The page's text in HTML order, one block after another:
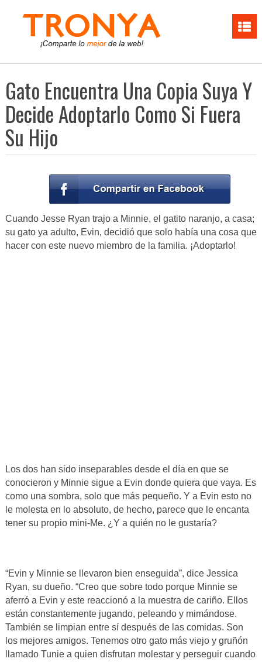
Gato Encuentra Una Copia Suya Y
Decide Adoptarlo Como Si Fuera
Su Hijo
Cuando Jesse Ryan trajo a Minnie, el gatito naranjo, a casa;
su gato ya adulto, Evin, decidió que solo había una cosa que
hacer con este nuevo miembro de la familia. ¡Adoptarlo!
Los dos han sido inseparables desde el día en que se
conocieron y Minnie sigue a Evin donde quiera que vaya. Es
como una sombra, solo que más pequeño. Y a Evin esto no
le molesta en lo absoluto, de hecho, parece que le encanta
tener su propio mini-Me. ¿Y a quién no le gustaría?
“Evin y Minnie se llevaron bien enseguida”, dice Jessica
Ryan, su dueño. “Creo que sobre todo porque Minnie se
aferró a Evin y este reaccionó a la muestra de cariño. Ellos
están constantemente jugando, peleando y mimándose.
También se limpian entre sí después de las comidas. Son
los mejores amigos. Tenemos otro gato más viejo y gruñón
llamado Tunie a quien disfrutan molestar y perseguir cuando